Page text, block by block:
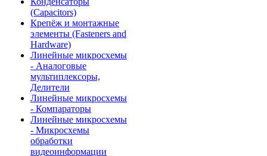
(Capacitors)
Крепёж и монтажные
элементы (Fasteners and
Hardware)
Линейные микросхемы
- Аналоговые
мультиплексоры,
Делители
Линейные микросхемы
- Компараторы
Линейные микросхемы
- Микросхемы
обработки
видеоинформации